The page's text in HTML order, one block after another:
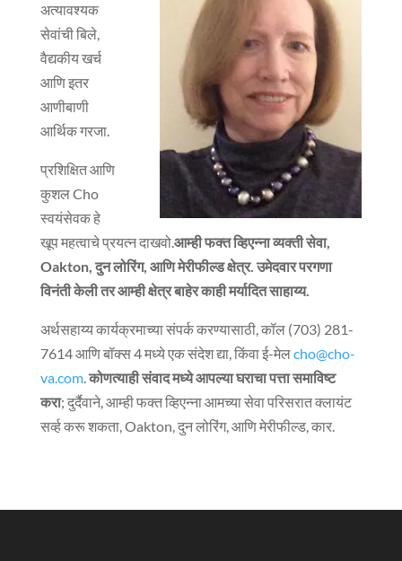
अत्यावश्यक
सेवांची बिले,
वैद्यकीय खर्च
आणि इतर
आणीबाणी
आर्थिक गरजा.
प्रशिक्षित आणि
कुशल Cho
स्वयंसेवक हे
खूप महत्वाचे प्रयत्न दाखवो.आम्ही फक्त व्हिएन्ना व्यक्ती सेवा,
Oakton, दुन लोरिंग, आणि मेरीफील्ड क्षेत्र. उमेदवार परगणा
विनंती केली तर आम्ही क्षेत्र बाहेर काही मर्यादित साहाय्य.
अर्थसहाय्य कार्यक्रमाच्या संपर्क करण्यासाठी, कॉल (703) 281-
7614 आणि बॉक्स 4 मध्ये एक संदेश द्या, किंवा ई-मेलcho@cho-
va.com.कोणत्याही संवाद मध्ये आपल्या घराचा पत्ता समाविष्ट
करा; दुर्दैवाने, आम्ही फक्त व्हिएन्ना आमच्या सेवा परिसरात क्लायंट
सर्व्ह करू शकता, Oakton, दुन लोरिंग, आणि मेरीफील्ड, कार.